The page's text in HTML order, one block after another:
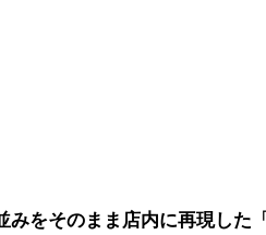
みをそのまま店内に再現した